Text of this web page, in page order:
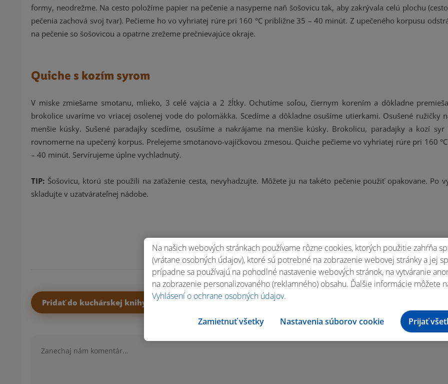
formy, neodrežme. Na cesto položíme papier na pečenie a nasypeme naň šošovicu tak, aby zakrývala celú plochu
pečenia zachová svoj tvar). Pečieme ho vo vyhriatej rúre pri 160 °C približne 35 – 40 minút. Z upečeného korpusu
na pečenie so šošovicou a opatrne zrežeme prečnievajúce okraje.
Quiche s kozím syrom
V miske zmiešame smotanu, mlieko, 3 celé vajcia a 2 žĺtky. Ochutíme soľou, čiernym korením a dôkladne
brokolice uvaríme vo vriacej osolenej vode do polomäkka. Scedíme a dôkladne osušíme utierkami. Osušené ružičky
menšie kúsky. Sušené paradajky scedíme, osušíme a nakrájame na menšie kúsky. Brokolicu, paradajky a kozí syr
rovnomerne na upečený korpus. Prelejeme smotanovo-vajíčkovou zmesou. Quiche pečieme vo vyhriatej rúre pri 160
– 40 minút. Servírujeme úplne vychladnutý.
TIP: Šošovicu, ktorú ste použili na zaťaženie cesta, nevyhadzujte. Môžete ju na takéto pečenie použiť opakovane. Po
skladujte v uzatvárateľnej nádobe.
Pridať do kuchárskej knihy Ohodnotiť recept
Na našich webových stránkach používame rôzne cookies, ktorých použitie zahŕňa
(vrátane osobných údajov), ktoré sú potrebné na zobrazenie webovej stránky a jej
prípadne sa používajú na pohodlné nastavenie webových stránok, na vytváranie
na zobrazenie personalizovaného (reklamného) obsahu. Ďalšie informácie môžete
Vyhlásení o ochrane osobných údajov.
Zamietnuť všetky Nastavenia súborov cookie Prijať